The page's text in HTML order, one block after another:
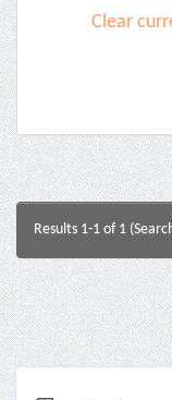
Clear
Results 1-1 of 1